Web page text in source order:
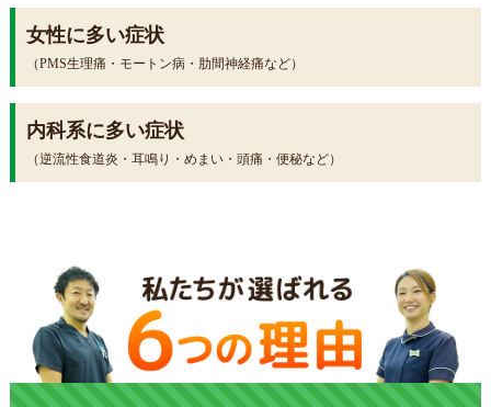
女性に多い症状
（PMS生理痛・モートン病・肋間神経痛など）
内科系に多い症状
（逆流性食道炎・耳鳴り・めまい・頭痛・便秘など）